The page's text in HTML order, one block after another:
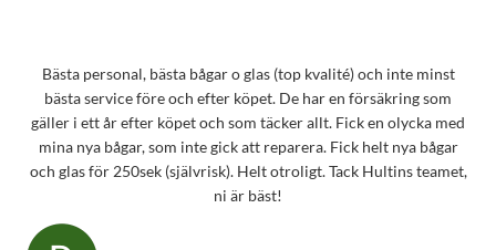
Bästa personal, bästa bågar o glas (top kvalité) och inte minst
bästa service före och efter köpet. De har en försäkring som
gäller i ett år efter köpet och som täcker allt. Fick en olycka med
mina nya bågar, som inte gick att reparera. Fick helt nya bågar
och glas för 250sek (självrisk). Helt otroligt. Tack Hultins teamet,
ni är bäst!